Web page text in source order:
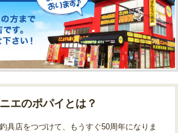
エのポパイとは？
具店をつづけて、もうすぐ50周年になりま